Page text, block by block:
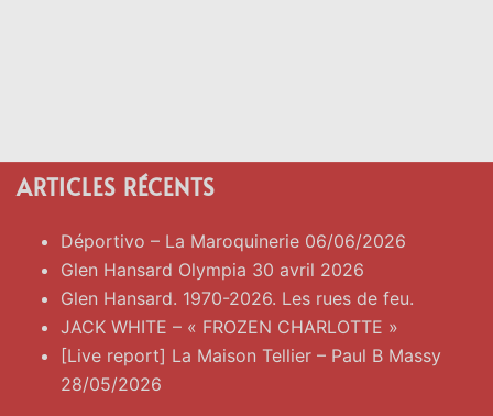
ARTICLES RÉCENTS
Déportivo – La Maroquinerie 06/06/2026
Glen Hansard Olympia 30 avril 2026
Glen Hansard. 1970-2026. Les rues de feu.
JACK WHITE – « FROZEN CHARLOTTE »
[Live report] La Maison Tellier – Paul B Massy
28/05/2026